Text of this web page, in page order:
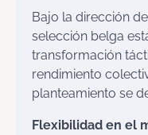
Bajo la dirección
selección belga
transformación
rendimiento
planteamiento se
Flexibilidad en el